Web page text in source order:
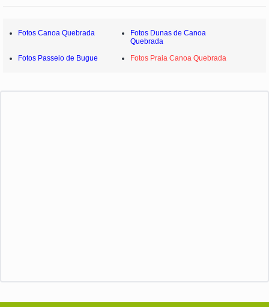
Fotos Canoa Quebrada
Fotos Dunas de Canoa
Quebrada
Fotos Passeio de Bugue
Fotos Praia Canoa Quebrada